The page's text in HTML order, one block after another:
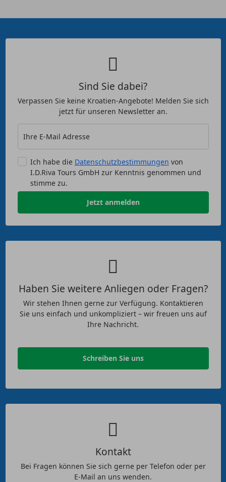
Sind Sie dabei?
Verpassen Sie keine Kroatien-Angebote! Melden Sie sich
jetzt für unseren Newsletter an.
Ihre E-Mail Adresse
Ich habe die Datenschutzbestimmungen von
I.D.Riva Tours GmbH zur Kenntnis genommen und
stimme zu.
Jetzt anmelden
Haben Sie weitere Anliegen oder Fragen?
Wir stehen Ihnen gerne zur Verfügung. Kontaktieren
Sie uns einfach und unkompliziert – wir freuen uns auf
Ihre Nachricht.
Schreiben Sie uns
Kontakt
Bei Fragen können Sie sich gerne per Telefon oder per
E-Mail an uns wenden.